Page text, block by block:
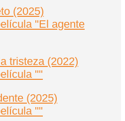
(2025)
tristeza (2022)
(2025)